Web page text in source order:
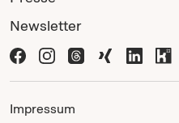
Newsletter
Impressum